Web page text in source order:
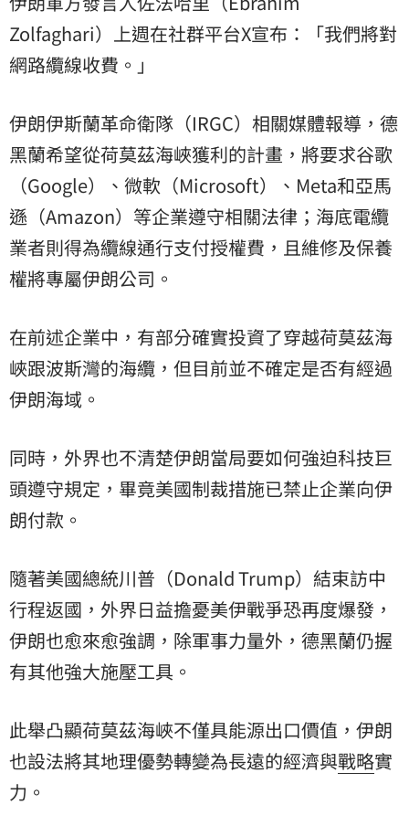
Zolfaghari）上週在社群平台X宣布：「我們將對
網路纜線收費。」
伊朗伊斯蘭革命衛隊（IRGC）相關媒體報導，德
黑蘭希望從荷莫茲海峽獲利的計畫，將要求谷歌
（Google）、微軟（Microsoft）、Meta和亞馬
遜（Amazon）等企業遵守相關法律；海底電纜
業者則得為纜線通行支付授權費，且維修及保養
權將專屬伊朗公司。
在前述企業中，有部分確實投資了穿越荷莫茲海
峽跟波斯灣的海纜，但目前並不確定是否有經過
伊朗海域。
同時，外界也不清楚伊朗當局要如何強迫科技巨
頭遵守規定，畢竟美國制裁措施已禁止企業向伊
朗付款。
隨著美國總統川普（Donald Trump）結束訪中
行程返國，外界日益擔憂美伊戰爭恐再度爆發，
伊朗也愈來愈強調，除軍事力量外，德黑蘭仍握
有其他強大施壓工具。
此舉凸顯荷莫茲海峽不僅具能源出口價值，伊朗
也設法將其地理優勢轉變為長遠的經濟與戰略實
力。